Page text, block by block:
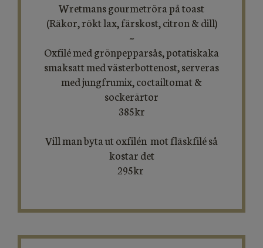
Wretmans gourmetröra på toast
(Räkor, rökt lax, färskost, citron & dill)
~
​​​​​​​Oxfilé med grönpepparsås, potatiskaka
smaksatt med västerbottenost, serveras
med jungfrumix, coctailtomat &
sockerärtor
385kr
Vill man byta ut oxfilén mot fläskfilé så
kostar det
295kr